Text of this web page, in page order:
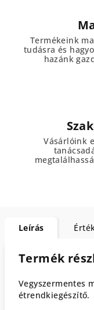
Termékeink
tudásra és
hazánk
Vásárlóink
Leírás
Termék
Vegyszermentes
étrendkiegészítő.